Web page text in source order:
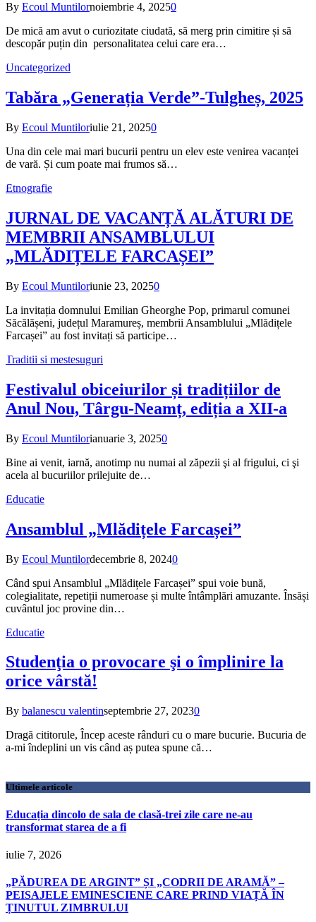
By Ecoul Muntilornoiembrie 4, 20250
De mică am avut o curiozitate ciudată, să merg prin cimitire și să
descopăr puțin din personalitatea celui care era…
Uncategorized
Tabăra „Generația Verde”-Tulgheș, 2025
By Ecoul Muntiloriulie 21, 20250
Una din cele mai mari bucurii pentru un elev este venirea vacanței
de vară. Și cum poate mai frumos să…
Etnografie
JURNAL DE VACANȚĂ ALĂTURI DE
MEMBRII ANSAMBLULUI
„MLĂDIȚELE FARCAȘEI”
By Ecoul Muntiloriunie 23, 20250
La invitația domnului Emilian Gheorghe Pop, primarul comunei
Săcălășeni, județul Maramureș, membrii Ansamblului „Mlădițele
Farcașei” au fost invitați să participe…
Traditii si mestesuguri
Festivalul obiceiurilor și tradițiilor de
Anul Nou, Târgu-Neamț, ediția a XII-a
By Ecoul Muntilorianuarie 3, 20250
Bine ai venit, iarnă, anotimp nu numai al zăpezii şi al frigului, ci şi
acela al bucuriilor prilejuite de…
Educatie
Ansamblul „Mlădițele Farcașei”
By Ecoul Muntilordecembrie 8, 20240
Când spui Ansamblul „Mlădițele Farcașei” spui voie bună,
colegialitate, repetiții numeroase și multe întâmplări amuzante. Însăși
cuvântul joc provine din…
Educatie
Studenţia o provocare şi o împlinire la
orice vârstă!
By balanescu valentinseptembrie 27, 20230
Dragă cititorule, Încep aceste rânduri cu o mare bucurie. Bucuria de
a-mi îndeplini un vis când aș putea spune că…
Ultimele articole
Educația dincolo de sala de clasă-trei zile care ne-au
transformat starea de a fi
iulie 7, 2026
„PĂDUREA DE ARGINT” ȘI „CODRII DE ARAMĂ” –
PEISAJELE EMINESCIENE CARE PRIND VIAȚĂ ÎN
ȚINUTUL ZIMBRULUI